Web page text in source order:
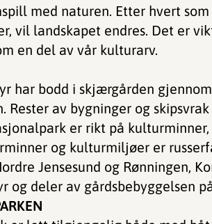
med naturen. Etter hvert
vil landskapet endres. Det er
en del av vår kulturarv.
har bodd i skjærgården
Rester av bygninger og
er rikt på
og kulturmiljøer er
Jensesund og Rønningen,
og deler av gårdsbebyggelsen